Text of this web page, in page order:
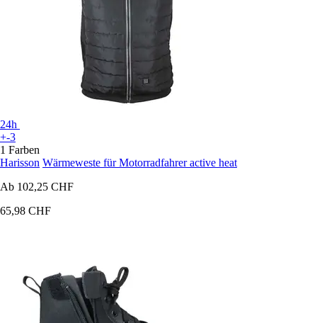
24h
+-3
1 Farben
Harisson Wärmeweste für Motorradfahrer active heat
Ab 102,25 CHF
65,98 CHF